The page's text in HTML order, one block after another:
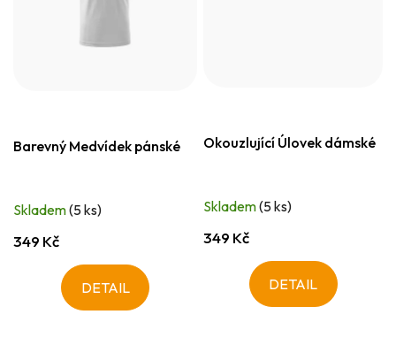
Barevný Medvídek pánské
Skladem(5 ks)
349 Kč
DETAIL
Okouzlující Úlovek dámské
Skladem(5 ks)
349 Kč
DETAIL